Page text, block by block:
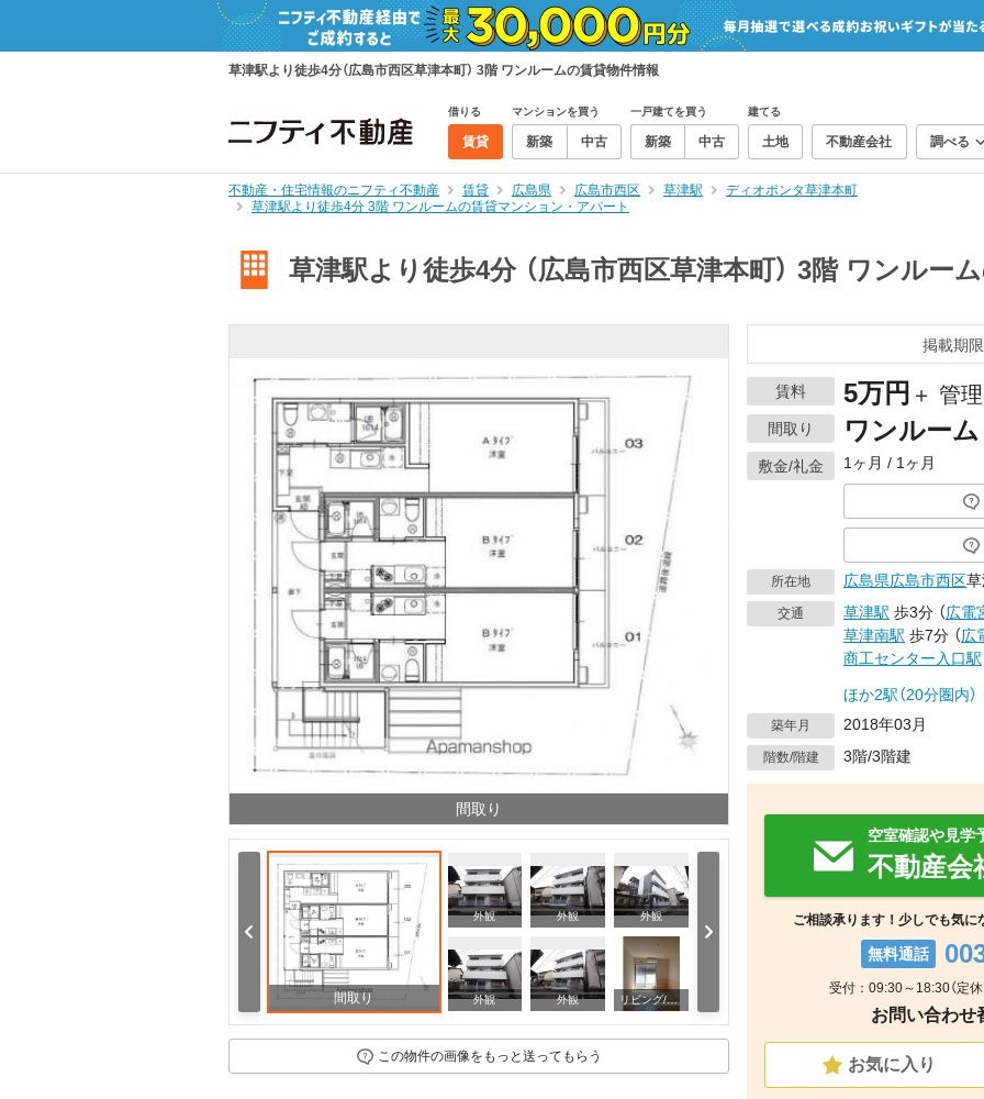
草津駅より徒歩4分（広島市西区草津本町） 3階 ワンルームの賃貸物件情報
借りる
賃貸
マンションを買う
新築 中古
一戸建てを買う
新築 中古
建てる
土地 不動産会社 調べる
不動産・住宅情報のニフティ不動産 賃貸 広島県 広島市西区 草津駅
ディオポンタ草津本町
草津駅より徒歩4分 3階 ワンルームの賃貸マンション・アパート
草津駅より徒歩4分 （広島市西区草津本町） 3階 ワンルー
間取り
間取り
外観 外観 外観
外観 外観 キッチン
この物件の画像をもっと送ってもらう
掲載期
賃料 5万円 ＋ 管
間取り ワンルーム
敷金/礼金 1ヶ月 / 1ヶ月
所在地 広島県広島市西区
交通 草津駅 歩3分 （広電
草津南駅 歩7分 （広
商工センター入口駅
ほか2駅（20分圏内）
築年月 2018年03月
階数/階建 3階/3階建
空室確認や見学
不動産会
ご相談承ります！少しでも気に
無料通話
受付：09:30～18:30（定
お問い合わせ
お気に入り